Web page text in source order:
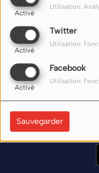
Activé
Utilisation:
Twitter
Activé
Utilisation:
Facebook
Activé
Utilisation:
Sauvegarder
NOUS ÉCOUTER
Nos liens